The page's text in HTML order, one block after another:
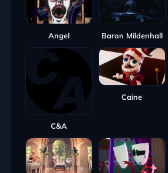
Angel Baron Mildenhall
C&A
Caine